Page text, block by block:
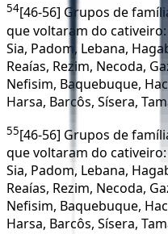
54[46-56] Grupos de
que voltaram do
Sia, Padom, Lebana,
Reaías, Rezim, Necoda,
Nefisim, Baquebuque,
Harsa, Barcôs, Sísera,
55[46-56] Grupos de
que voltaram do
Sia, Padom, Lebana,
Reaías, Rezim, Necoda,
Nefisim, Baquebuque,
Harsa, Barcôs, Sísera,